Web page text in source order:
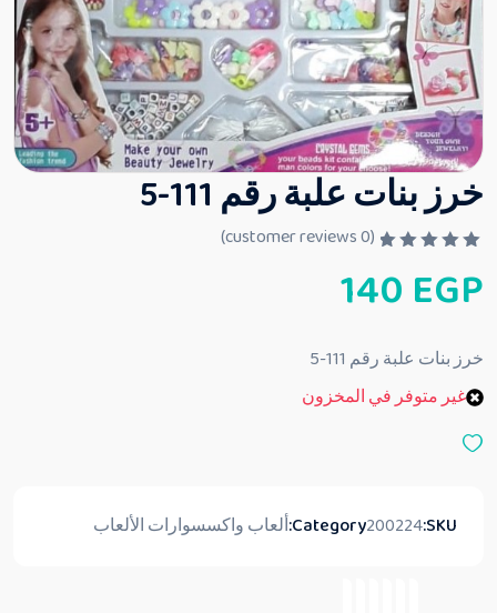
خرز بنات علبة رقم 111-5
م
ا
ي
م
ن
(
0
140 EGP
خرز بنات علبة رقم 111-5
غير متوفر في المخزون
SKU:
200224
Category:ألعاب واكسسوارات الألعاب